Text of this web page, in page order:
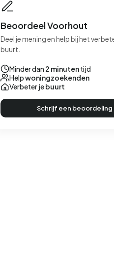
Beoordeel Voorhout
Deel je mening en help bij het
buurt.
Minder dan 2 minutentijd
Helpwoningzoekenden
Verbeter jebuurt
Schrijf een beoordeling